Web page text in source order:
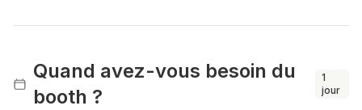
Quand avez-vous besoin du
booth ?
1
jour